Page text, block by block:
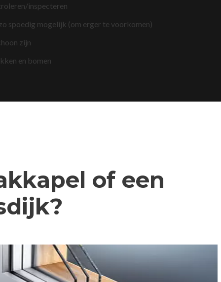
inspecteren
spoedig mogelijk (om erger te voorkomen)
zijn
en bomen
of een